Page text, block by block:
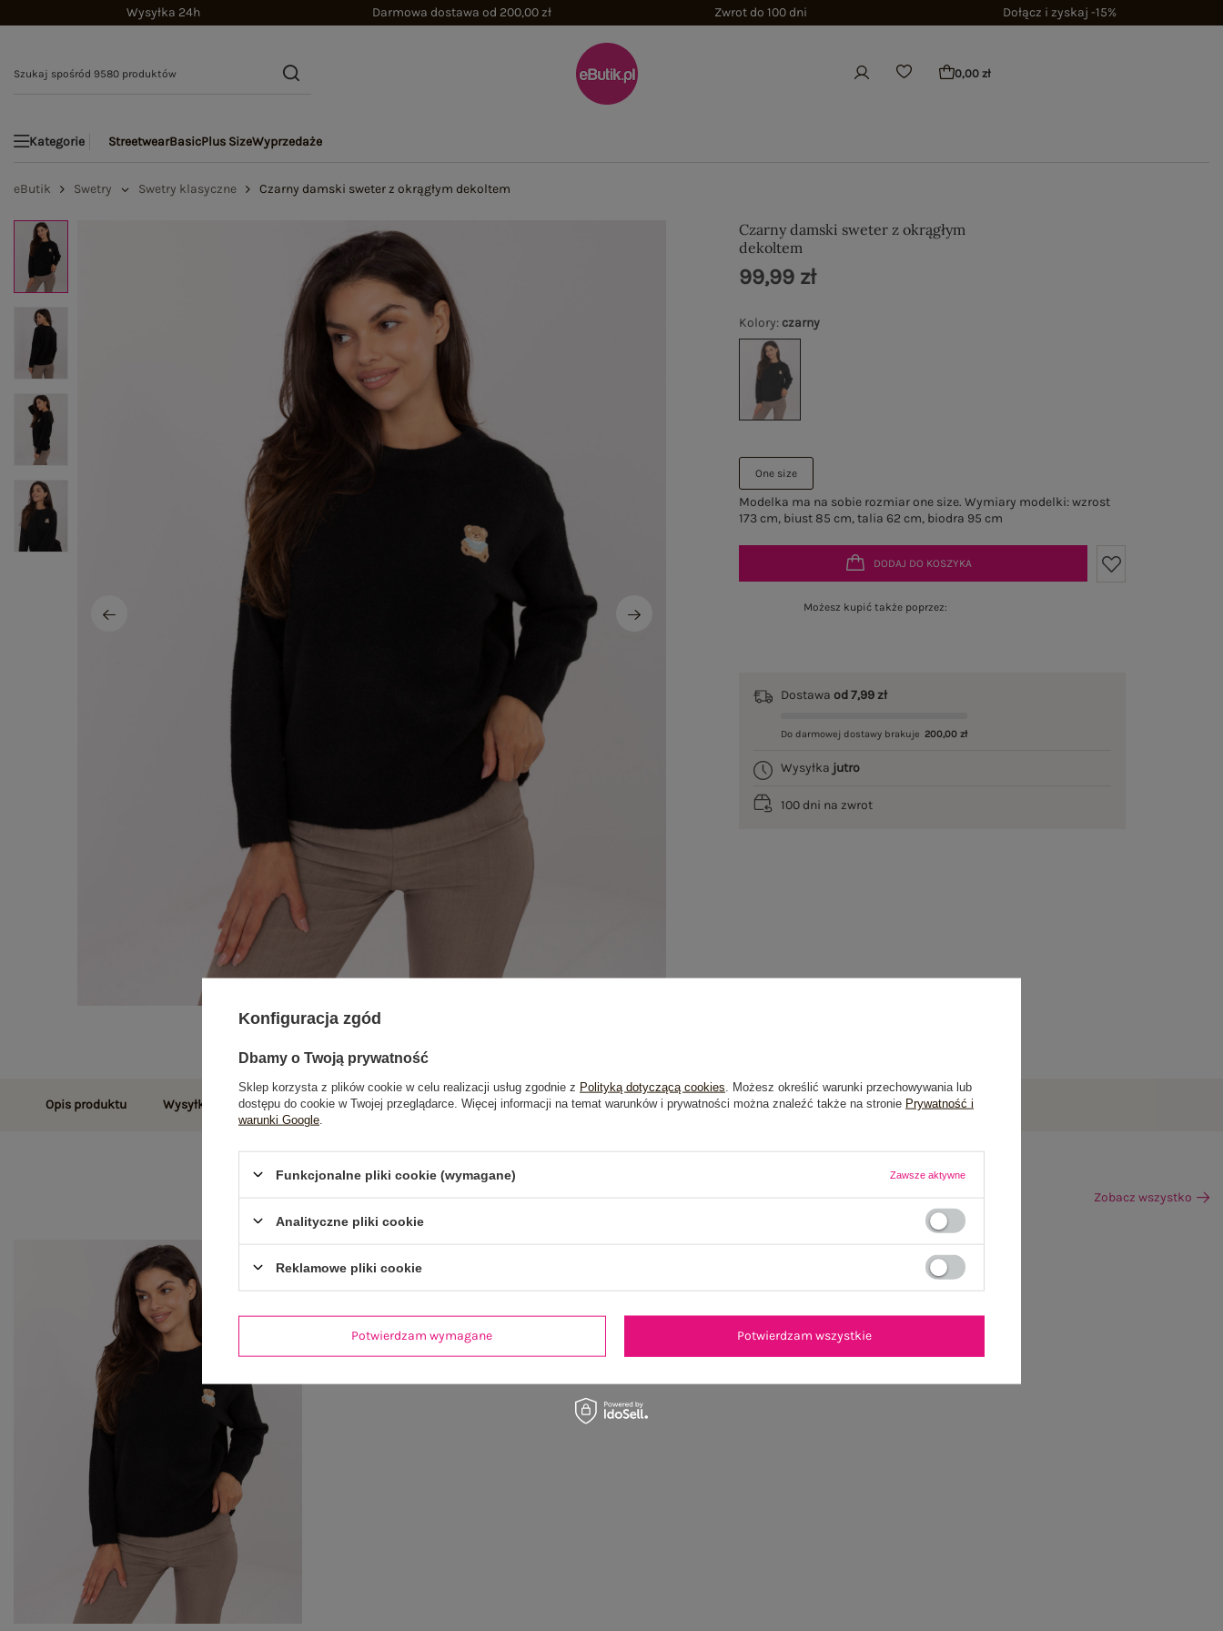
Wysyłka 24h Darmowa dostawa od 200,00 zł Zwrot do 100 dni Dołącz i zyskaj -15%
0,00 zł
Kategorie StreetwearBasicPlus SizeWyprzedaże
eButik Swetry Swetry klasyczne Czarny damski sweter z okrągłym dekoltem
Czarny damski sweter z okrągłym
dekoltem
Kolory: czarny
One size
Modelka ma na sobie rozmiar one size. Wymiary modelki: wzrost
173 cm, biust 85 cm, talia 62 cm, biodra 95 cm
99,99 zł
DODAJ DO KOSZYKA
Możesz kupić także poprzez:
Dostawaod 7,99 zł
Do darmowej dostawy brakuje 200,00 zł
Wysyłka jutro
100 dni na zwrot
Opis produktu Wysyłka i dostawa Zwroty i reklamacje Opinie o produkcie(0)
Zobacz wszystko
Konfiguracja zgód
Dbamy o Twoją prywatność
Sklep korzysta z plików cookie w celu realizacji usług zgodnie z Polityką dotyczącą cookies . Możesz określić warunki przechowywania lub
dostępu do cookie w Twojej przeglądarce. Więcej informacji na temat warunków i prywatności można znaleźć także na stronie Prywatność i
warunki Google
Funkcjonalne pliki cookie (wymagane) Zawsze aktywne
Analityczne pliki cookie
Reklamowe pliki cookie
Potwierdzam wymagane Potwierdzam wszystkie